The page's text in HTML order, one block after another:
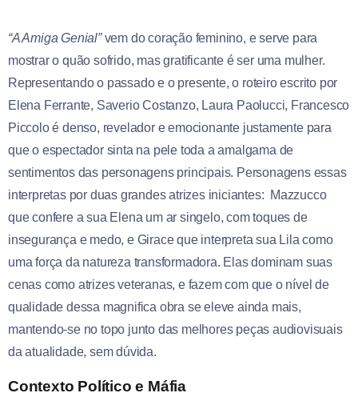
“A Amiga Genial”vem do coração feminino, e serve para
mostrar o quão sofrido, mas gratificante é ser uma mulher.
Representando o passado e o presente, o roteiro escrito por
Elena Ferrante, Saverio Costanzo, Laura Paolucci, Francesco
Piccolo é denso, revelador e emocionante justamente para
que o espectador sinta na pele toda a amalgama de
sentimentos das personagens principais. Personagens essas
interpretas por duas grandes atrizes iniciantes: Mazzucco
que confere a sua Elena um ar singelo, com toques de
insegurança e medo, e Girace que interpreta sua Lila como
uma força da natureza transformadora. Elas dominam suas
cenas como atrizes veteranas, e fazem com que o nível de
qualidade dessa magnifica obra se eleve ainda mais,
mantendo-se no topo junto das melhores peças audiovisuais
da atualidade, sem dúvida.
Contexto Político e Máfia